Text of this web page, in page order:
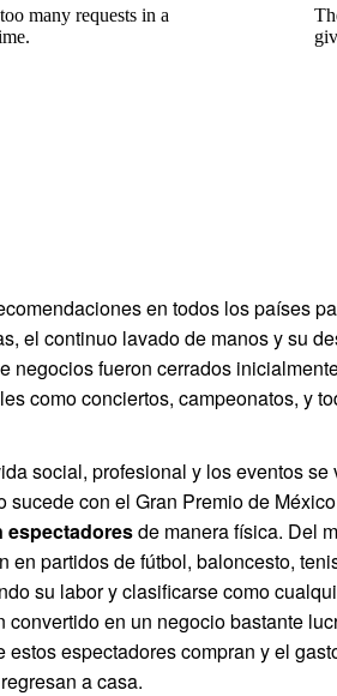
en todos los países
el continuo lavado de manos y su
negocios fueron cerrados
como conciertos, campeonatos, y
social, profesional y los eventos
sucede con el Gran Premio de
espectadoresde manera física. Del
en partidos de fútbol, baloncesto,
su labor y clasificarse como
convertido en un negocio bastante
estos espectadores compran y el
a casa.